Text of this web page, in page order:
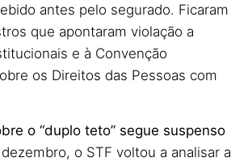
antes pelo segurado. Ficaram
que apontaram violação a
e à Convenção
os Direitos das Pessoas com
o “duplo teto” segue suspenso
o STF voltou a analisar a